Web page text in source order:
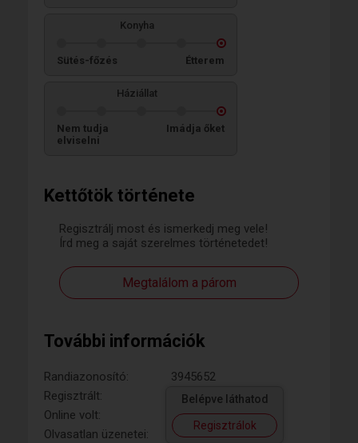
Kettőtök története
Regisztrálj most és ismerkedj meg vele!
Írd meg a saját szerelmes történetedet!
Megtalálom a párom
További információk
Randiazonosító:
3945652
Regisztrált:
Online volt:
Olvasatlan üzenetei:
Belépve láthatod
Regisztrálok
Konyha
Sütés-főzés Étterem
Háziállat
Nem tudja
elviselni
Imádja őket